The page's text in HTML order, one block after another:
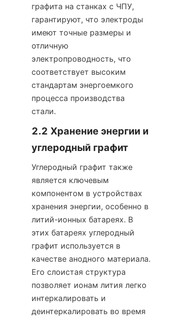
графита на станках с ЧПУ,
гарантируют, что электроды
имеют точные размеры и
отличную
электропроводность, что
соответствует высоким
стандартам энергоемкого
процесса производства
стали.
2.2 Хранение энергии и
углеродный графит
Углеродный графит также
является ключевым
компонентом в устройствах
хранения энергии, особенно в
литий-ионных батареях. В
этих батареях углеродный
графит используется в
качестве анодного материала.
Его слоистая структура
позволяет ионам лития легко
интеркалировать и
деинтеркалировать во время